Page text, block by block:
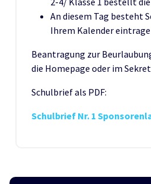
An diesem Tag besteht
Ihrem Kalender
Beantragung zur
die Homepage oder im
Schulbrief als PDF:
Schulbrief Nr. 1